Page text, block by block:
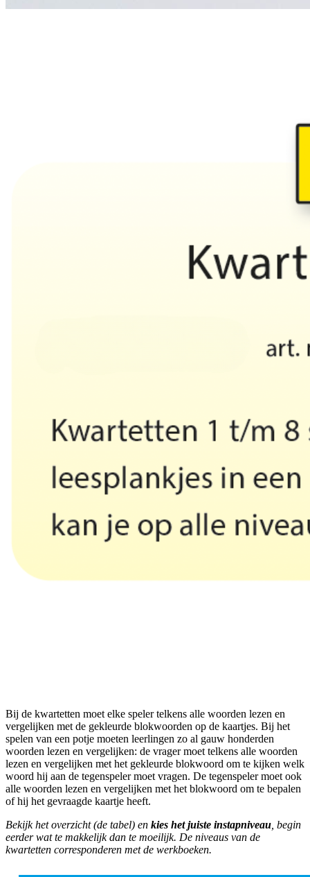
Bij de kwartetten moet elke speler telkens alle woorden lezen en
vergelijken met de gekleurde blokwoorden op de kaartjes. Bij het
spelen van een potje moeten leerlingen zo al gauw honderden
woorden lezen en vergelijken: de vrager moet telkens alle woorden
lezen en vergelijken met het gekleurde blokwoord om te kijken welk
woord hij aan de tegenspeler moet vragen. De tegenspeler moet ook
alle woorden lezen en vergelijken met het blokwoord om te bepalen
of hij het gevraagde kaartje heeft.
Bekijk het overzicht (de tabel) en kies het juiste instapniveau , begin
eerder wat te makkelijk dan te moeilijk. De niveaus van de
kwartetten corresponderen met de werkboeken.